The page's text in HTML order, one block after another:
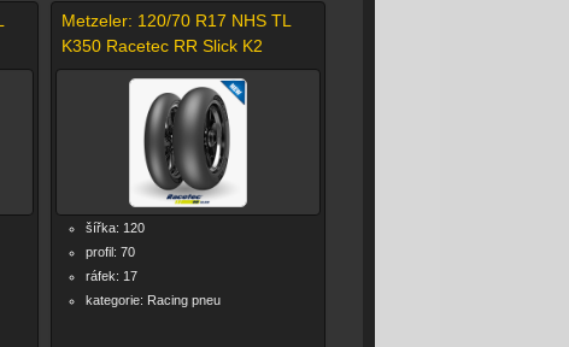
Metzeler: 120/70 R17 NHS TL
K350 Racetec RR Slick K2
šířka: 120
profil: 70
ráfek: 17
kategorie: Racing pneu